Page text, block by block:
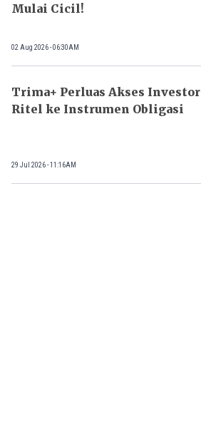
Mulai Cicil!
02 Aug 2026 - 06:30AM
Trima+ Perluas Akses Investor
Ritel ke Instrumen Obligasi
29 Jul 2026 - 11:16AM